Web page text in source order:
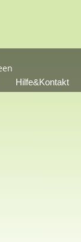
Hilfe&Kontakt